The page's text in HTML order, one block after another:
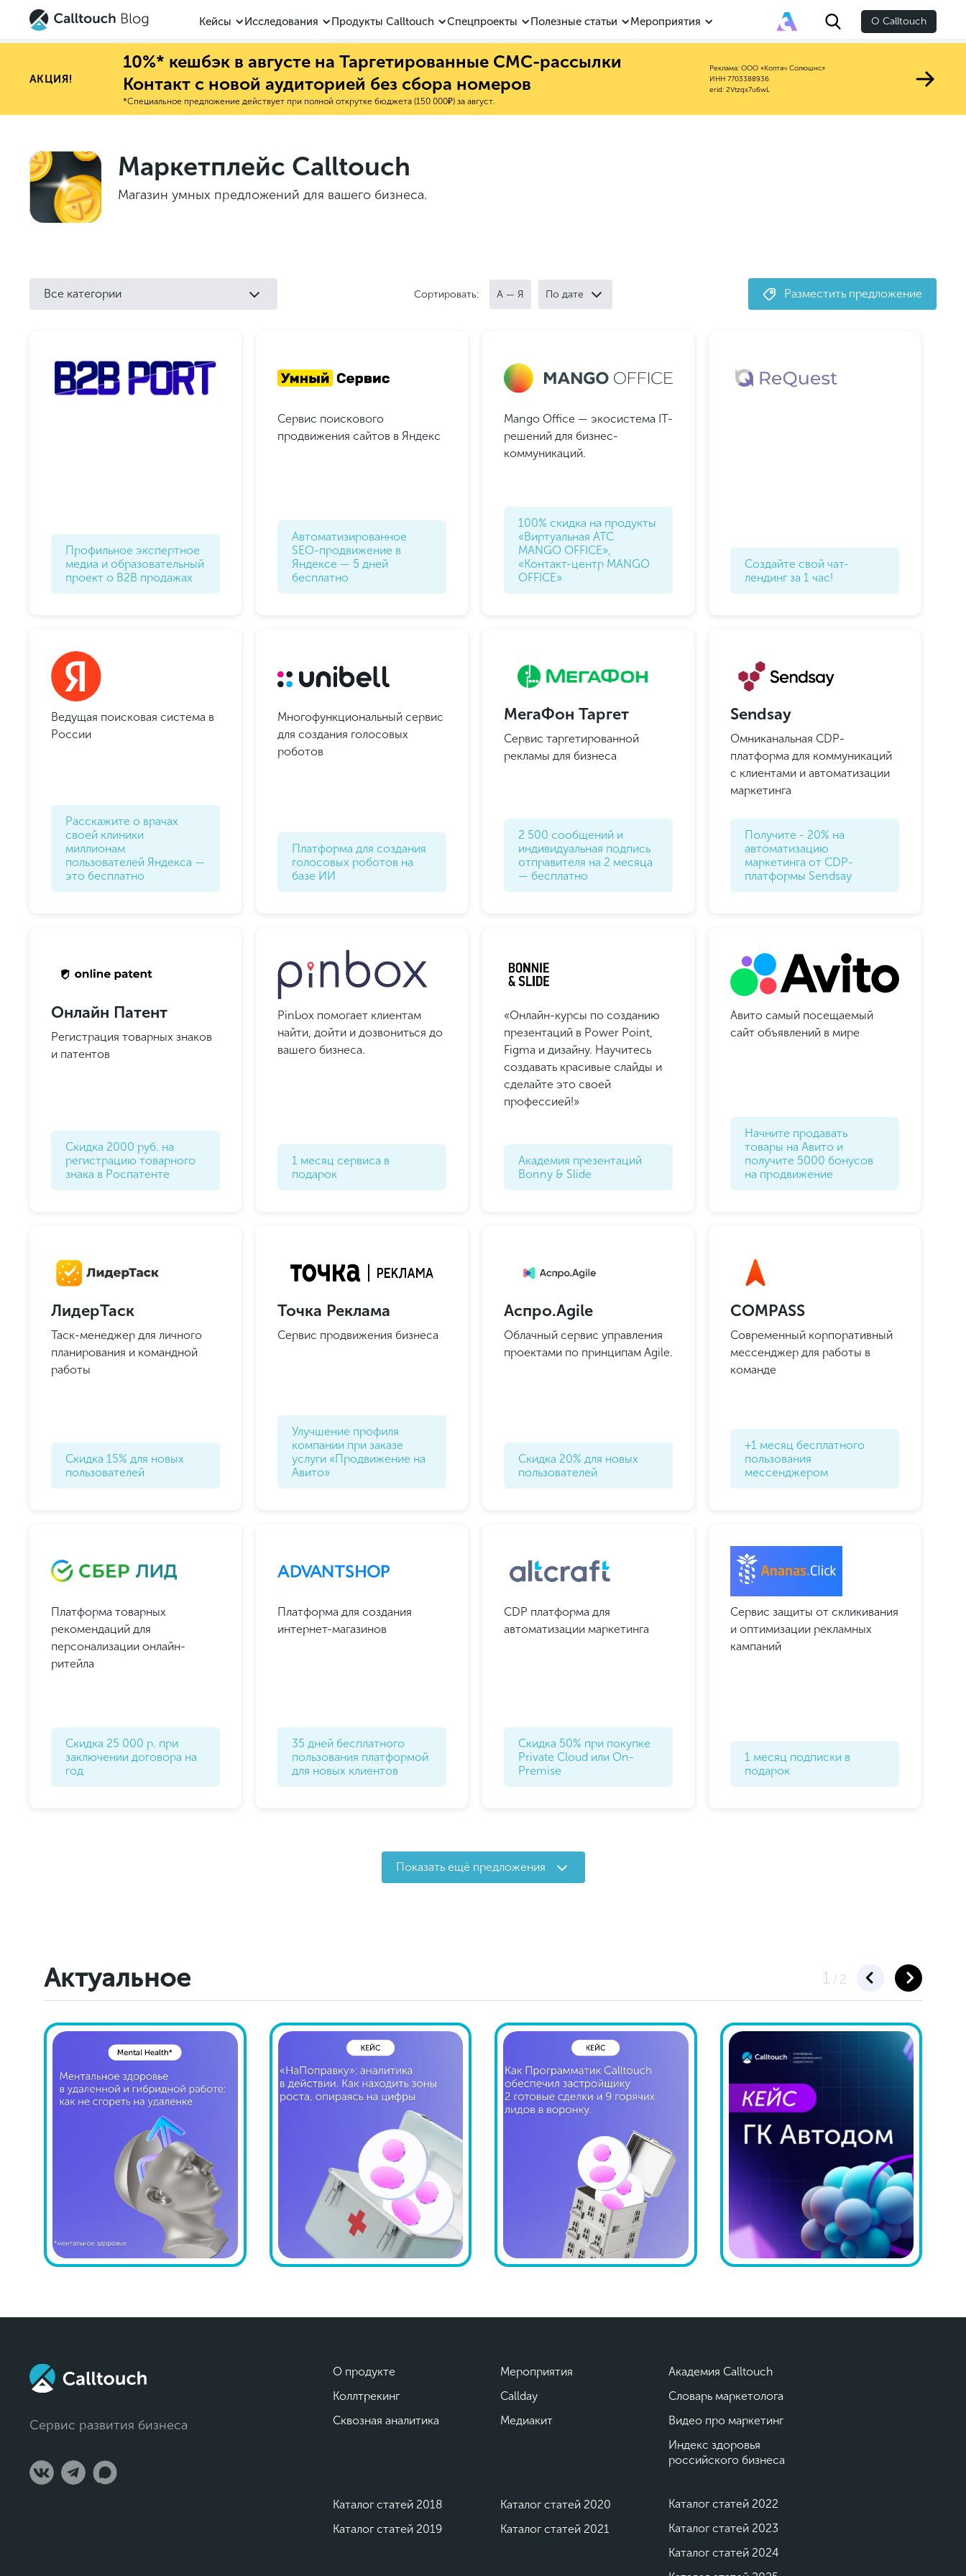
Кейсы Исследования Продукты Calltouch Спецпроекты Полезные статьи Мероприятия О Calltouch
АКЦИЯ!
10%* кешбэк в августе на Таргетированные СМС-рассылки
Контакт с новой аудиторией без сбора номеров
*Специальное предложение действует при полной открутке бюджета (150 000₽) за август.
Реклама: ООО «Колтач Солюшнс»
ИНН 7703388936
erid: 2Vtzqx7u6wL
Маркетплейс Calltouch
Магазин умных предложений для вашего бизнеса.
Все категории Сортировать: А — Я По дате Разместить предложение
Профильное экспертное
медиа и образовательный
проект о B2B продажах
Сервис поискового
продвижения сайтов в Яндекс
Автоматизированное
SEO-продвижение в
Яндексе — 5 дней
бесплатно
Mango Office — экосистема IT-
решений для бизнес-
коммуникаций.
100% скидка на продукты
«Виртуальная АТС
MANGO OFFICE»,
«Контакт-центр MANGO
OFFICE»
Создайте свой чат-
лендинг за 1 час!
Ведущая поисковая система в
России
Расскажите о врачах
своей клиники
миллионам
пользователей Яндекса —
это бесплатно
Многофункциональный сервис
для создания голосовых
роботов
Платформа для создания
голосовых роботов на
базе ИИ
МегаФон Таргет
Сервис таргетированной
рекламы для бизнеса
2 500 сообщений и
индивидуальная подпись
отправителя на 2 месяца
— бесплатно
Sendsay
Омниканальная CDP-
платформа для коммуникаций
с клиентами и автоматизации
маркетинга
Получите - 20% на
автоматизацию
маркетинга от CDP-
платформы Sendsay
Онлайн Патент
Регистрация товарных знаков
и патентов
Скидка 2000 руб. на
регистрацию товарного
знака в Роспатенте
Pinbox помогает клиентам
найти, дойти и дозвониться до
вашего бизнеса.
1 месяц сервиса в
подарок
«Онлайн-курсы по созданию
презентаций в Power Point,
Figma и дизайну. Научитесь
создавать красивые слайды и
сделайте это своей
профессией!»
Академия презентаций
Bonny & Slide
Авито самый посещаемый
сайт объявлений в мире
Начните продавать
товары на Авито и
получите 5000 бонусов
на продвижение
ЛидерТаск
Таск-менеджер для личного
планирования и командной
работы
Скидка 15% для новых
пользователей
Точка Реклама
Сервис продвижения бизнеса
Улучшение профиля
компании при заказе
услуги «Продвижение на
Авито»
Аспро.Agile
Облачный сервис управления
проектами по принципам Agile.
Скидка 20% для новых
пользователей
COMPASS
Современный корпоративный
мессенджер для работы в
команде
+1 месяц бесплатного
пользования
мессенджером
Платформа товарных
рекомендаций для
персонализации онлайн-
ритейла
Скидка 25 000 р. при
заключении договора на
год
Платформа для создания
интернет-магазинов
35 дней бесплатного
пользования платформой
для новых клиентов
CDP платформа для
автоматизации маркетинга
Скидка 50% при покупке
Private Cloud или On-
Premise
Сервис защиты от скликивания
и оптимизации рекламных
кампаний
1 месяц подписки в
подарок
Показать ещё предложения
Актуальное 1 / 2
И получайте подборку новых классных предложений
Сервис развития бизнеса
О продукте
Коллтрекинг
Сквозная аналитика
Каталог статей 2018
Каталог статей 2019
Мероприятия
Callday
Медиакит
Каталог статей 2020
Каталог статей 2021
Академия Calltouch
Словарь маркетолога
Видео про маркетинг
Индекс здоровья
российского бизнеса
Каталог статей 2022
Каталог статей 2023
Каталог статей 2024